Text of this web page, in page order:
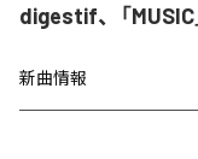
digestif、「
新曲情報